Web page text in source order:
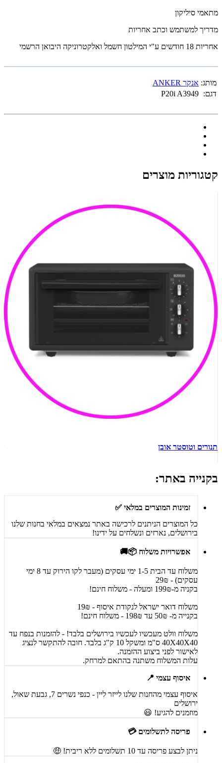
מתאמי סיליקון
מדריך למשתמש וכתב אחריות
אחריות 18 חודשים
ע"י המילטון חשמל ואלקטרוניקה היבואן הרשמי
מותג: אנקר ANKER
דגם: P20i A3949
קטגוריות מוצרים
תנורים וטוסטר אובן
בקנייה באתר:
זמינות המוצרים במלאי ✅
כל המוצרים הניתנים לרכישה באתר נמצאים במלאי בחנות שלנו
בירושלים, נארזים ונשלחים על ידינו!
אפשרויות משלוח 📦🚚
משלוח עד הבית 1-5 ימי עסקים (מעבר לקו הירוק עד 8 ימי
עסקים) - 29₪
בקניה מ-199₪ ומעלה - משלוח חינם!
משלוח דואר ישראל לנקודת איסוף - 19₪
בקנייה מ- 50₪ עד 198₪ - משלוח חינם!
משלוח וולט מעכשיו לעכשיו בירושלים בלבד! - להזמנות בנפח עד
40X40X40 ס"מ ומשקל 10 ק"ג בלבד. חובה להתקשר לנציג
לאישור לפני ביצוע ההזמנה.
עלות המשלוח משתנה בהתאם למרחק.
איסוף עצמי 📍
איסוף עצמי מהחנות שלנו לייזר ליין - כנפי נשרים 7, גבעת שאול,
ירושלים
מוזמנים להגיע! 😃
פריסה לתשלומים 💳
ניתן לבצע פריסה עד 10 תשלומים ללא ריבית! 🤑